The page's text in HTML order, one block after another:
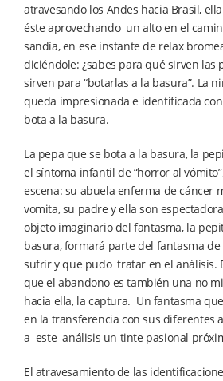
atravesando los Andes hacia Brasil,
éste aprovechando un alto en el
sandía, en ese instante de relax
diciéndole: ¿sabes para qué sirven las
sirven para “botarlas a la basura”. La
queda impresionada e identificada
bota a la basura.
La pepa que se bota a la basura, la
el síntoma infantil de “horror al
escena: su abuela enferma de cáncer
vomita, su padre y ella son
objeto imaginario del fantasma, la
basura, formará parte del fantasma
sufrir y que pudo tratar en el análisis.
que el abandono es también una no
hacia ella, la captura. Un fantasma
en la transferencia con sus diferentes
a este análisis un tinte pasional
El atravesamiento de las